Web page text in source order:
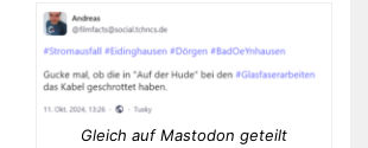
Gleich auf Mastodon geteilt